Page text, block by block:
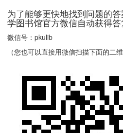
为了能够更快地找到问题的
学图书馆官方微信自动获得答
微信号：pkulib
（您也可以直接用微信扫描下面的二维